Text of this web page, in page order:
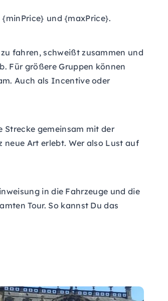
und {maxPrice}.
fahren, schweißt zusammen und
Für größere Gruppen können
Auch als Incentive oder
Strecke gemeinsam mit der
neue Art erlebt. Wer also Lust auf
in die Fahrzeuge und die
Tour. So kannst Du das